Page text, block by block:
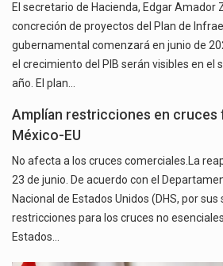
El secretario de Hacienda, Edgar Amador
concreción de proyectos del Plan de
gubernamental comenzará en junio de
el crecimiento del PIB serán visibles en el
año. El plan…
Amplían restricciones en
México-EU
No afecta a los cruces comerciales.La
23 de junio. De acuerdo con el
Nacional de Estados Unidos (DHS, por sus
restricciones para los cruces no
Estados…